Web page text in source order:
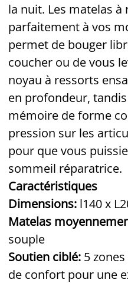
la nuit. Les matelas
parfaitement à vos
permet de bouger
coucher ou de vous
noyau à ressorts
en profondeur,
mémoire de forme
pression sur les
pour que vous
sommeil réparatrice.
Caractéristiques
Dimensions: l140 x
Matelas
souple
Soutien ciblé: 5
de confort pour une